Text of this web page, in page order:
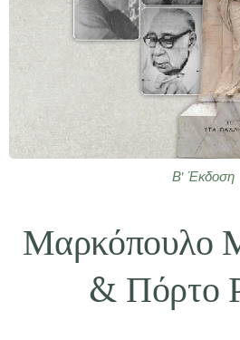
Β' Έκδοση
Μαρκόπουλο
& Πόρτο